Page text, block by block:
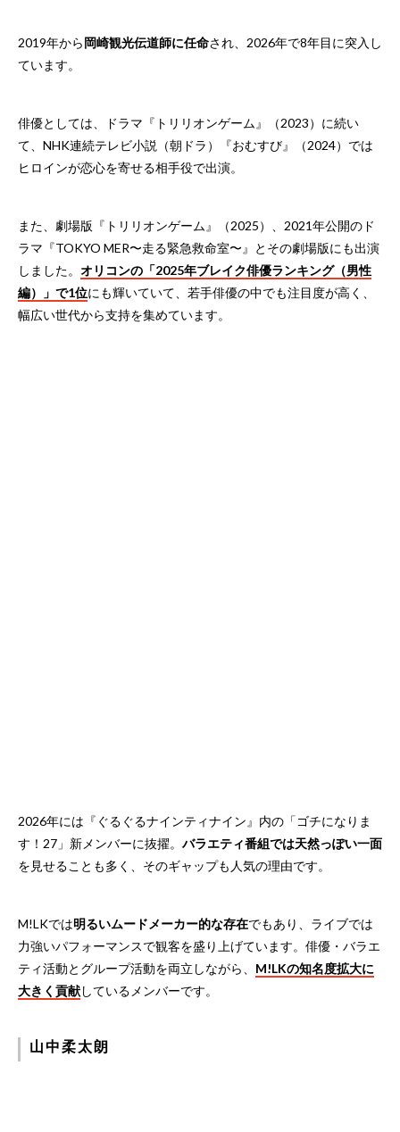
2019年から岡崎観光伝道師に任命され、2026年で8年目に突入し
ています。
俳優としては、ドラマ『トリリオンゲーム』（2023）に続い
て、NHK連続テレビ小説（朝ドラ）『おむすび』（2024）では
ヒロインが恋心を寄せる相手役で出演。
また、劇場版『トリリオンゲーム』（2025）、2021年公開のド
ラマ『TOKYO MER〜走る緊急救命室〜』とその劇場版にも出演
しました。 オリコンの「2025年ブレイク俳優ランキング（男性
編）」で1位にも輝いていて、若手俳優の中でも注目度が高く、
幅広い世代から支持を集めています。
2026年には『ぐるぐるナインティナイン』内の「ゴチになりま
す！27」新メンバーに抜擢。 バラエティ番組では天然っぽい一面
を見せることも多く、そのギャップも人気の理由です。
M!LKでは明るいムードメーカー的な存在でもあり、ライブでは
力強いパフォーマンスで観客を盛り上げています。俳優・バラエ
ティ活動とグループ活動を両立しながら、 M!LKの知名度拡大に
大きく貢献しているメンバーです。
山中柔太朗